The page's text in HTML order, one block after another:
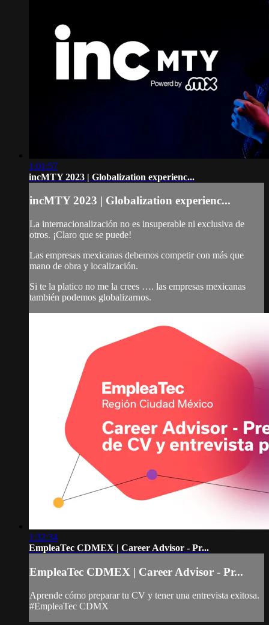
1:01:57
incMTY 2023 | Globalization experienc...
incMTY 2023 | Globalization experienc...
La internacionalización no es insuperable ni exclusiva de
otros. ¡Claro que se puede!
Las empresas mexicanas debemos competir con más que
mano de obra y localización.
Si te la platico no me la crees …. las empresas mexicanas
también podemos globalizarnos.
1:32:34
EmpleaTec CDMEX | Career Advisor - Pr...
EmpleaTec CDMEX | Career Advisor - Pr...
Aprende cómo preparar tu CV y tener una entrevista exitosa.
#EmpleaTec CDMX